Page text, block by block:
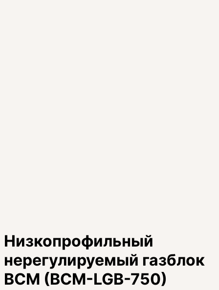
Низкопрофильный
нерегулируемый газблок
BCM (BCM-LGB-750)